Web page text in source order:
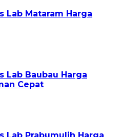
Lab Mataram Harga
Lab Baubau Harga
Cepat